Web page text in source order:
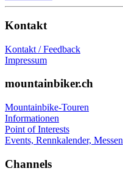
Kontakt
Kontakt / Feedback
Impressum
mountainbiker.ch
Mountainbike-Touren
Informationen
Point of Interests
Events, Rennkalender, Messen
Channels